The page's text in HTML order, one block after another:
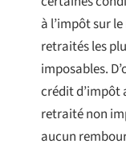
à l’impôt sur
retraités les
imposables.
crédit d’impôt
retraité non
aucun